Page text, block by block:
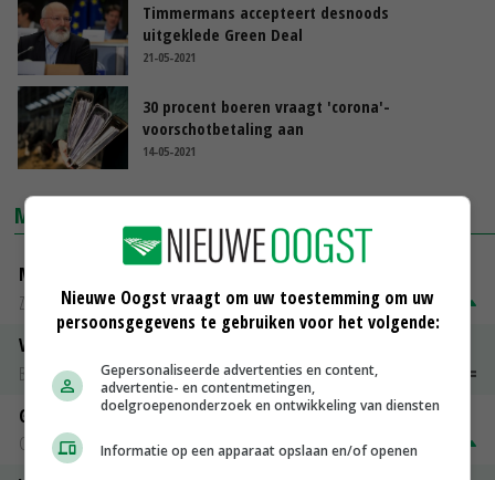
Timmermans accepteert desnoods
uitgeklede Green Deal
21-05-2021
30 procent boeren vraagt 'corona'-
voorschotbetaling aan
14-05-2021
MARKTPRIJZEN
Magere melkpoeder
Zuivel NL
€ 269,00 € 7,00
Vleeskuikens 2001-2600 gr
Barneveld
€ 1,09
Gerst
Groningen
€ 197,00 € 2,00
Nieuwe Oogst vraagt om uw toestemming om uw
persoonsgegevens te gebruiken voor het volgende:
Gepersonaliseerde advertenties en content,
advertentie- en contentmetingen,
doelgroepenonderzoek en ontwikkeling van diensten
Informatie op een apparaat opslaan en/of openen